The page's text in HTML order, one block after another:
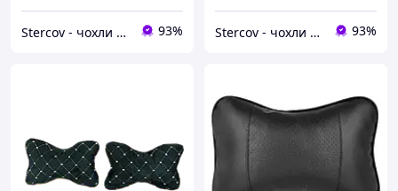
Stercov - чохли для сидінь вашого автомобіля 93% Stercov - чохли для сидінь вашого автомобіля 93%